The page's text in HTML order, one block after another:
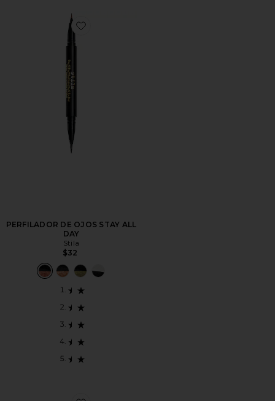
Favorite PERFILADOR DE OJOS STAY ALL DAY
PERFILADOR DE OJOS STAY ALL
DAY
Stila
$32